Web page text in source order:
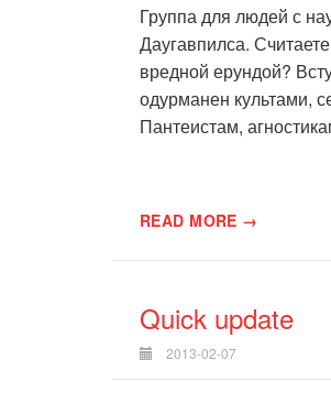
Группа для людей с
Даугавпилса.
вредной ерундой?
одурманен культами,
Пантеистам,
READ MORE →
Quick update
2013-02-07